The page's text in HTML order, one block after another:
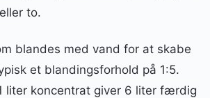
to.
blandes med vand for at skabe
et blandingsforhold på 1:5.
liter koncentrat giver 6 liter færdig